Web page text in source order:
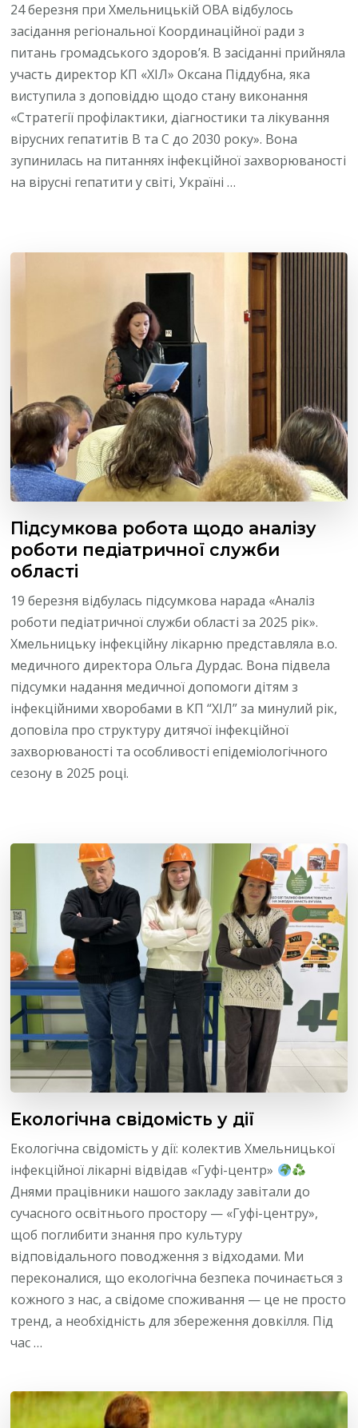
24 березня при Хмельницькій ОВА відбулось
засідання регіональної Координаційної ради з
питань громадського здоров’я. В засіданні прийняла
участь директор КП «ХІЛ» Оксана Піддубна, яка
виступила з доповіддю щодо стану виконання
«Стратегії профілактики, діагностики та лікування
вірусних гепатитів В та С до 2030 року». Вона
зупинилась на питаннях інфекційної захворюваності
на вірусні гепатити у світі, Україні …
Підсумкова робота щодо аналізу
роботи педіатричної служби
області
19 березня відбулась підсумкова нарада «Аналіз
роботи педіатричної служби області за 2025 рік».
Хмельницьку інфекційну лікарню представляла в.о.
медичного директора Ольга Дурдас. Вона підвела
підсумки надання медичної допомоги дітям з
інфекційними хворобами в КП “ХІЛ” за минулий рік,
доповіла про структуру дитячої інфекційної
захворюваності та особливості епідеміологічного
сезону в 2025 році.
Екологічна свідомість у дії
Екологічна свідомість у дії: колектив Хмельницької
інфекційної лікарні відвідав «Гуфі-центр»
Днями працівники нашого закладу завітали до
сучасного освітнього простору — «Гуфі-центру»,
щоб поглибити знання про культуру
відповідального поводження з відходами. Ми
переконалися, що екологічна безпека починається з
кожного з нас, а свідоме споживання — це не просто
тренд, а необхідність для збереження довкілля. Під
час …